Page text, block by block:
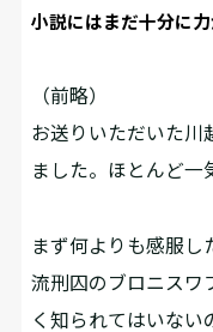
小説にはまだ十分に力
（前略）
お送りいただいた川
ました。ほとんど一
まず何よりも感服
流刑囚のブロニスワ
く知られてはいない